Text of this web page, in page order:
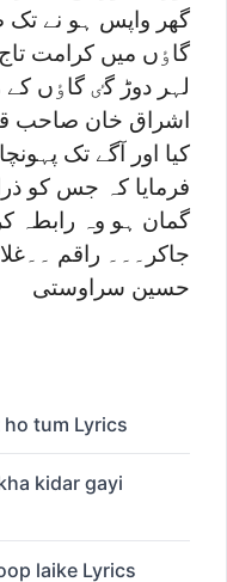
گھر واپس ہو نے تک
گاٶں میں کرامت
لہر دوڑ گٸ گاٶں
اشراق خان صاحب
کیا اور آگے تک
فرمایا کہ جس کو
گمان ہو وہ رابطہ
جاکر۔۔۔ راقم
حسین سراوستی
tum Lyrics
kidar gayi
laike Lyrics